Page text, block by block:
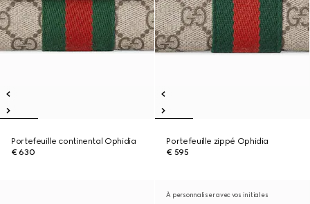
Portefeuille continental Ophidia
€ 630
Portefeuille zippé Ophidia
€ 595
À personnaliser avec vos initiales